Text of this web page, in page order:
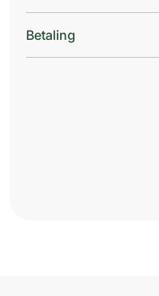
Betaling